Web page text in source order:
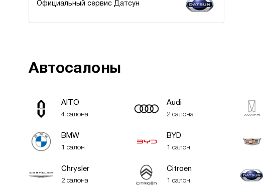
Официальный сервис Датсун
Автосалоны
AITO
4 салона
Audi
2 салона
BMW
1 салон
BYD
1 салон
Chrysler
2 салона
Citroen
1 салон